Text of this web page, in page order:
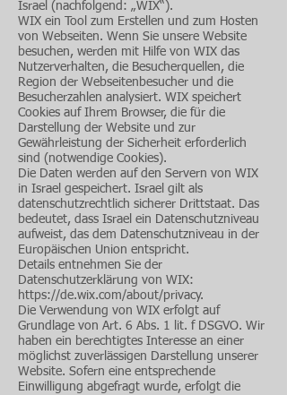
Israel (nachfolgend: „WIX“).
WIX ein Tool zum Erstellen und zum Hosten
von Webseiten. Wenn Sie unsere Website
besuchen, werden mit Hilfe von WIX das
Nutzerverhalten, die Besucherquellen, die
Region der Webseitenbesucher und die
Besucherzahlen analysiert. WIX speichert
Cookies auf Ihrem Browser, die für die
Darstellung der Website und zur
Gewährleistung der Sicherheit erforderlich
sind (notwendige Cookies).
Die Daten werden auf den Servern von WIX
in Israel gespeichert. Israel gilt als
datenschutzrechtlich sicherer Drittstaat. Das
bedeutet, dass Israel ein Datenschutzniveau
aufweist, das dem Datenschutzniveau in der
Europäischen Union entspricht.
Details entnehmen Sie der
Datenschutzerklärung von WIX:
https://de.wix.com/about/privacy.
Die Verwendung von WIX erfolgt auf
Grundlage von Art. 6 Abs. 1 lit. f DSGVO. Wir
haben ein berechtigtes Interesse an einer
möglichst zuverlässigen Darstellung unserer
Website. Sofern eine entsprechende
Einwilligung abgefragt wurde, erfolgt die